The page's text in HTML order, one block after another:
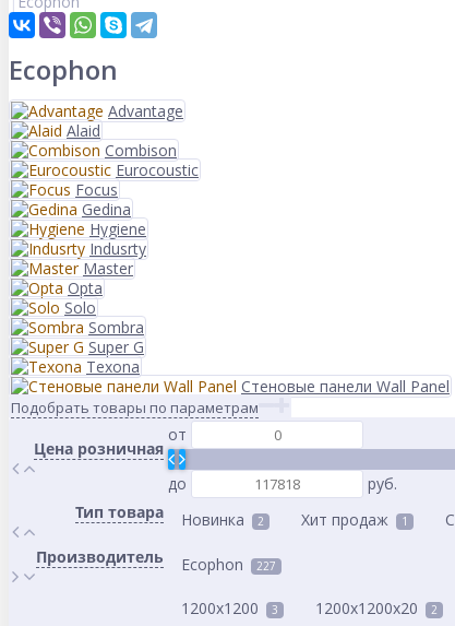
Ecophon
Advantage
Alaid
Combison
Eurocoustic
Focus
Gedina
Hygiene
Indusrty
Master
Opta
Solo
Sombra
Super G
Texona
Стеновые панели Wall Panel
Подобрать товары по параметрам
Цена розничная
от
до
руб.
Тип товара
Новинка 2 Хит продаж 1
Производитель Ecophon 227
1200x1200 3 1200x1200x20 2